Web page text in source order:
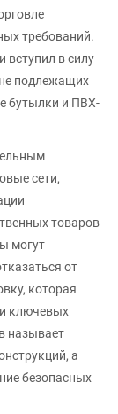
требований.
вступил в силу
подлежащих
бутылки и ПВХ-
сети,
товаров
могут
от
которая
ключевых
называет
а
безопасных